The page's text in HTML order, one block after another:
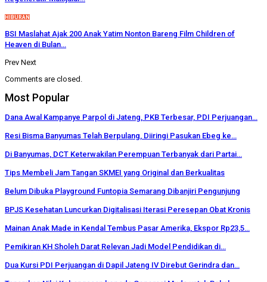
HIBURAN
BSI Maslahat Ajak 200 Anak Yatim Nonton Bareng Film Children of
Heaven di Bulan…
Prev Next
Comments are closed.
Most Popular
Dana Awal Kampanye Parpol di Jateng, PKB Terbesar, PDI Perjuangan…
Resi Bisma Banyumas Telah Berpulang, Diiringi Pasukan Ebeg ke…
Di Banyumas, DCT Keterwakilan Perempuan Terbanyak dari Partai…
Tips Membeli Jam Tangan SKMEI yang Original dan Berkualitas
Belum Dibuka Playground Funtopia Semarang Dibanjiri Pengunjung
BPJS Kesehatan Luncurkan Digitalisasi Iterasi Peresepan Obat Kronis
Mainan Anak Made in Kendal Tembus Pasar Amerika, Ekspor Rp23,5…
Pemikiran KH Sholeh Darat Relevan Jadi Model Pendidikan di…
Dua Kursi PDI Perjuangan di Dapil Jateng IV Direbut Gerindra dan…